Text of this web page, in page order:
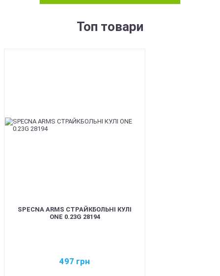
Топ товари
SPECNA ARMS СТРАЙКБОЛЬНІ КУЛІ
ONE 0.23G 28194
497 грн